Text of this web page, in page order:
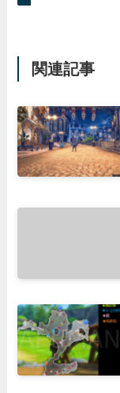
関連記事